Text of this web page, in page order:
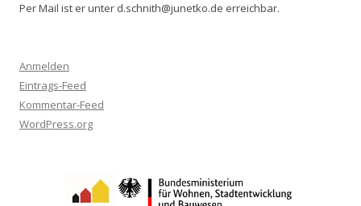
Per Mail ist er unter d.schnith@junetko.de erreichbar.
Anmelden
Eintrags-Feed
Kommentar-Feed
WordPress.org